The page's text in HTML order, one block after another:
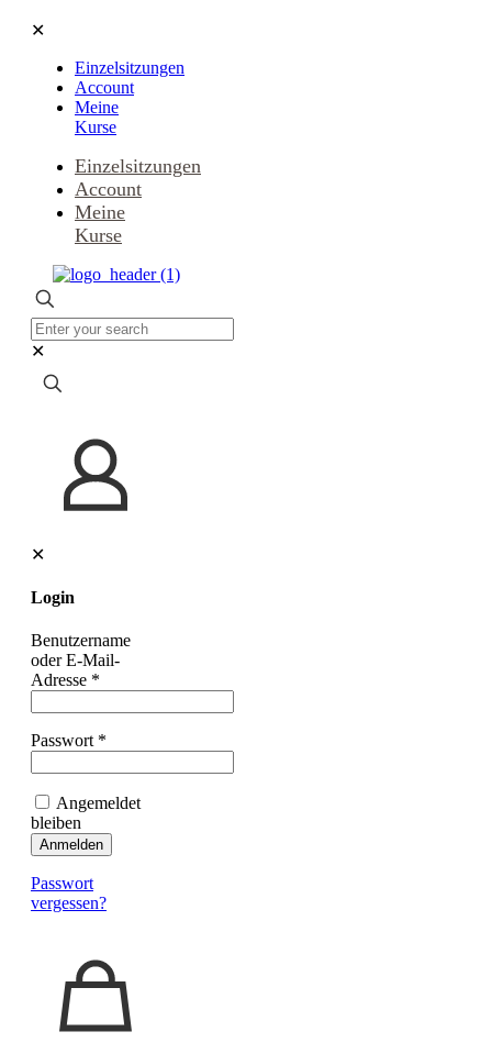
✕
Einzelsitzungen
Account
Meine
Kurse
Einzelsitzungen
Account
Meine
Kurse
✕
✕
Login
Benutzername
oder E-Mail-
Adresse *
Passwort *
Angemeldet
bleiben
Anmelden
Passwort
vergessen?